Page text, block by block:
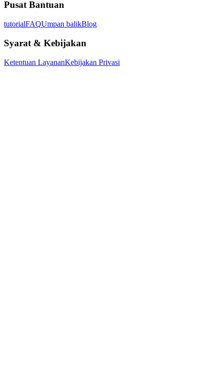
Pusat Bantuan
tutorialFAQUmpan balikBlog
Syarat & Kebijakan
Ketentuan LayananKebijakan Privasi